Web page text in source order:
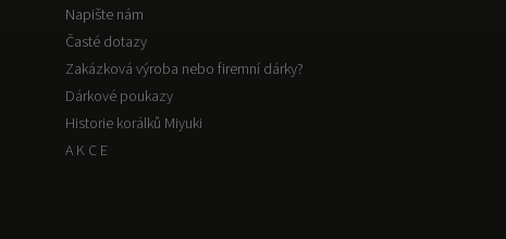
Napište nám
Časté dotazy
Zakázková výroba nebo firemní dárky?
Dárkové poukazy
Historie korálků Miyuki
A K C E